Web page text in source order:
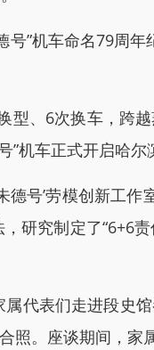
”机车命名79周年
、6次换车，跨越
”机车正式开启哈
号’劳模创新工
研究制定了“6+6
表们走进段史馆
照。座谈期间，